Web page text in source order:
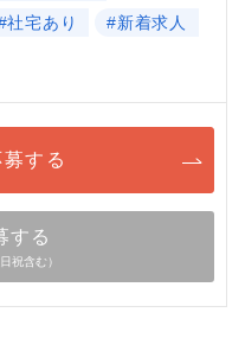
社宅あり
#新着求人
する
する
祝含む）